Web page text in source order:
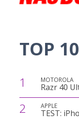
TOP 10
1 MOTOROLA
Razr 40
2 APPLE
TEST: